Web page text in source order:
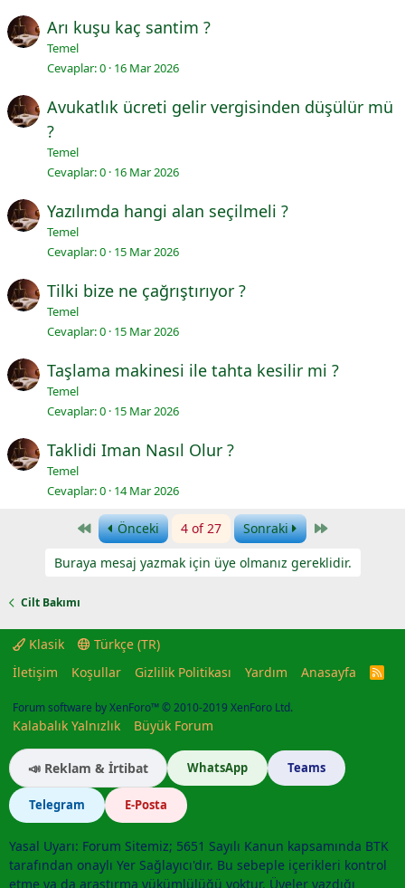
Arı kuşu kaç santim ?
Temel
Cevaplar 0 16 Mar 2026
Avukatlık ücreti gelir vergisinden düşülür mü
?
Temel
Cevaplar 0 16 Mar 2026
Yazılımda hangi alan seçilmeli ?
Temel
Cevaplar 0 15 Mar 2026
Tilki bize ne çağrıştırıyor ?
Temel
Cevaplar 0 15 Mar 2026
Taşlama makinesi ile tahta kesilir mi ?
Temel
Cevaplar 0 15 Mar 2026
Taklidi Iman Nasıl Olur ?
Temel
Cevaplar 0 14 Mar 2026
FirstÖnceki 4 of 27 Sonraki Last
Buraya mesaj yazmak için üye olmanız gereklidir.
Cilt Bakımı
Klasik
Türkçe (TR)
İletişim
Koşullar Gizlilik Politikası Yardım Anasayfa
R
Forum software by XenForo™© 2010-2019 XenForo Ltd.
Kalabalık Yalnızlık Büyük Forum
📣 Reklam & İrtibat WhatsApp Teams
Telegram E-Posta
Yasal Uyarı: Forum Sitemiz; 5651 Sayılı Kanun kapsamında BTK
tarafından onaylı Yer Sağlayıcı'dır. Bu sebeple içerikleri kontrol
etme ya da araştırma yükümlülüğü yoktur. Üyeler yazdığı